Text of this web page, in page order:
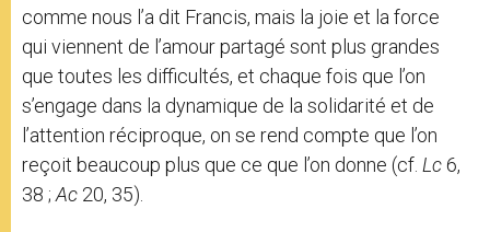
comme nous l’a dit Francis, mais la joie et la force
qui viennent de l’amour partagé sont plus grandes
que toutes les difficultés, et chaque fois que l’on
s’engage dans la dynamique de la solidarité et de
l’attention réciproque, on se rend compte que l’on
reçoit beaucoup plus que ce que l’on donne (cf. Lc6,
38 ; Ac 20, 35).